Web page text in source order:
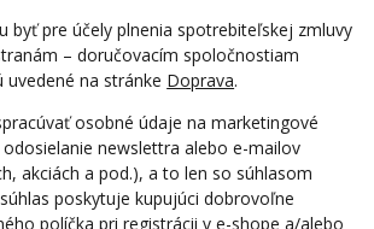
byť pre účely plnenia spotrebiteľskej zmluvy
– doručovacím spoločnostiam
na stránke Doprava.
osobné údaje na marketingové
odosielanie newslettra alebo e-mailov
akciách a pod.), a to len so súhlasom
poskytuje kupujúci dobrovoľne
políčka pri registrácii v e-shope a/alebo